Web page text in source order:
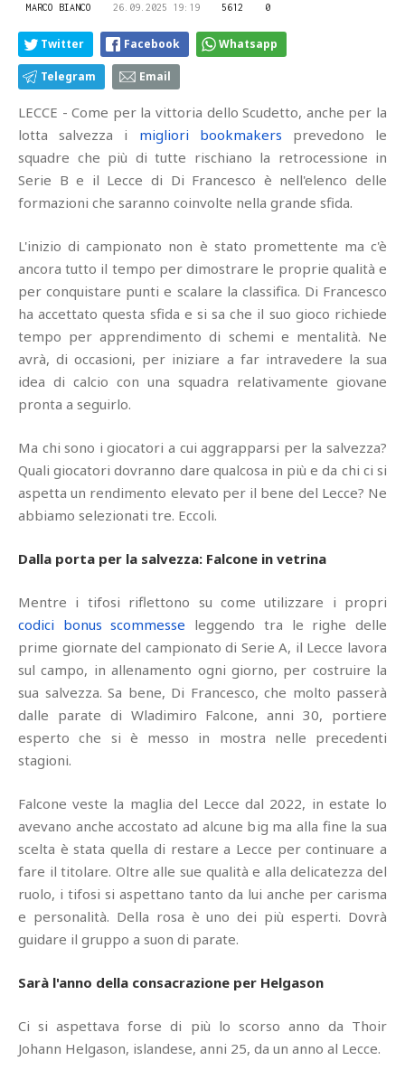
MARCO BIANCO 26.09.2025 19:19 5612 0
Twitter Facebook Whatsapp
Telegram Email
LECCE - Come per la vittoria dello Scudetto, anche per la
lotta salvezza i migliori bookmakers prevedono le
squadre che più di tutte rischiano la retrocessione in
Serie B e il Lecce di Di Francesco è nell'elenco delle
formazioni che saranno coinvolte nella grande sfida.
L'inizio di campionato non è stato promettente ma c'è
ancora tutto il tempo per dimostrare le proprie qualità e
per conquistare punti e scalare la classifica. Di Francesco
ha accettato questa sfida e si sa che il suo gioco richiede
tempo per apprendimento di schemi e mentalità. Ne
avrà, di occasioni, per iniziare a far intravedere la sua
idea di calcio con una squadra relativamente giovane
pronta a seguirlo.
Ma chi sono i giocatori a cui aggrapparsi per la salvezza?
Quali giocatori dovranno dare qualcosa in più e da chi ci si
aspetta un rendimento elevato per il bene del Lecce? Ne
abbiamo selezionati tre. Eccoli.
Dalla porta per la salvezza: Falcone in vetrina
Mentre i tifosi riflettono su come utilizzare i propri
codici bonus scommesse leggendo tra le righe delle
prime giornate del campionato di Serie A, il Lecce lavora
sul campo, in allenamento ogni giorno, per costruire la
sua salvezza. Sa bene, Di Francesco, che molto passerà
dalle parate di Wladimiro Falcone, anni 30, portiere
esperto che si è messo in mostra nelle precedenti
stagioni.
Falcone veste la maglia del Lecce dal 2022, in estate lo
avevano anche accostato ad alcune big ma alla fine la sua
scelta è stata quella di restare a Lecce per continuare a
fare il titolare. Oltre alle sue qualità e alla delicatezza del
ruolo, i tifosi si aspettano tanto da lui anche per carisma
e personalità. Della rosa è uno dei più esperti. Dovrà
guidare il gruppo a suon di parate.
Sarà l'anno della consacrazione per Helgason
Ci si aspettava forse di più lo scorso anno da Thoir
Johann Helgason, islandese, anni 25, da un anno al Lecce.